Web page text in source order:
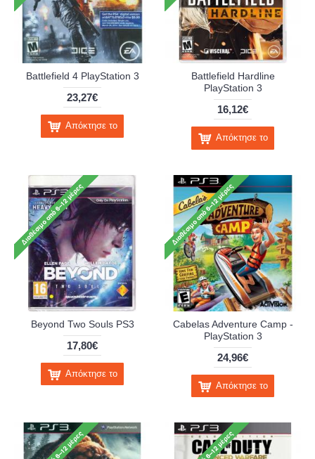
Battlefield 4 PlayStation 3
23,27€
Απόκτησε το
Battlefield Hardline
PlayStation 3
16,12€
Απόκτησε το
Beyond Two Souls PS3
17,80€
Απόκτησε το
Cabelas Adventure Camp -
PlayStation 3
24,96€
Απόκτησε το